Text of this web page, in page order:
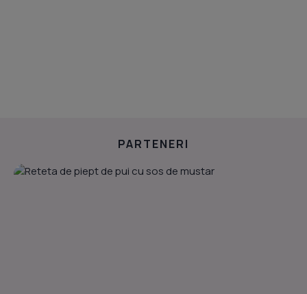
PARTENERI